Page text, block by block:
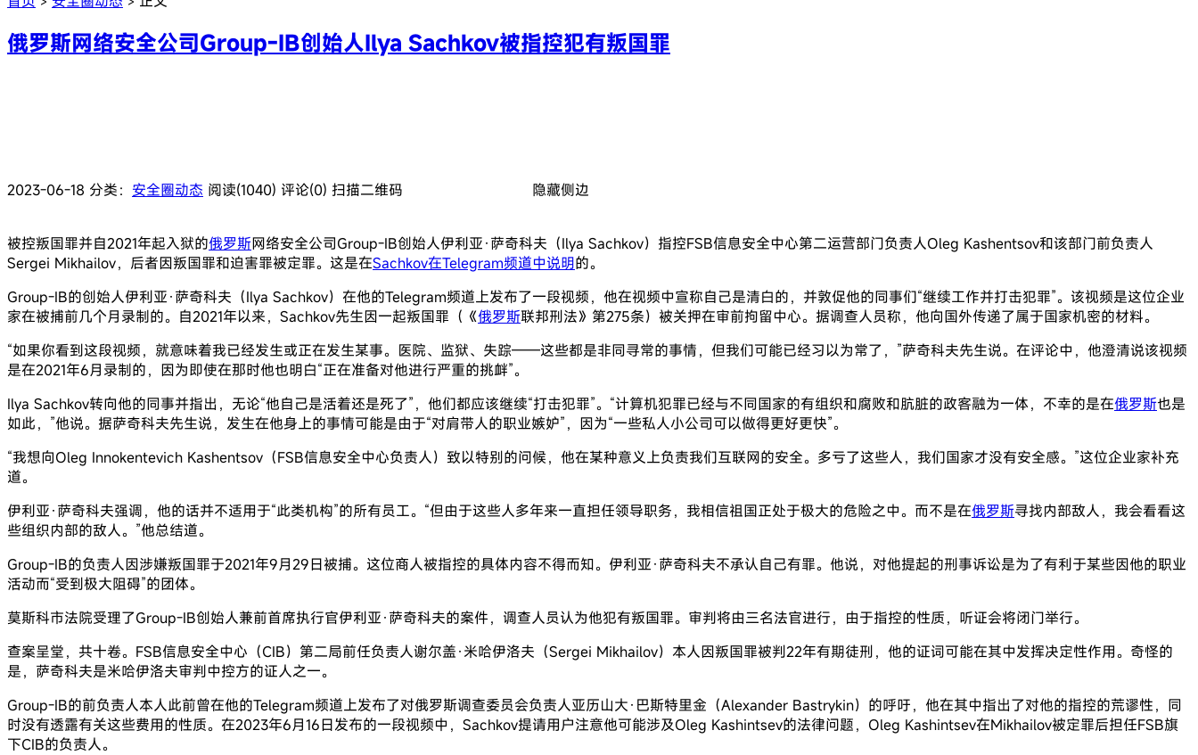
俄罗斯网络安全公司Group-IB创始人Ilya Sachkov被指控犯有叛国罪
2023-06-18 分类： 安全圈动态 阅读(1040) 评论(0) 扫描二维码 隐藏侧边
被控叛国罪并自2021年起入狱的俄罗斯网络安全公司Group-IB创始人伊利亚·萨奇科夫（Ilya Sachkov）指控FSB信息安全中心第二运营部门负责人Oleg Kashentsov和该部门前负责人
Sergei Mikhailov，后者因叛国罪和迫害罪被定罪。这是在Sachkov在Telegram频道中说明的。
Group-IB的创始人伊利亚·萨奇科夫（Ilya Sachkov）在他的Telegram频道上发布了一段视频，他在视频中宣称自己是清白的，并敦促他的同事们“继续工作并打击犯罪”。该视频是这位企业
家在被捕前几个月录制的。自2021年以来，Sachkov先生因一起叛国罪（《俄罗斯联邦刑法》第275条）被关押在审前拘留中心。据调查人员称，他向国外传递了属于国家机密的材料。
“如果你看到这段视频，就意味着我已经发生或正在发生某事。医院、监狱、失踪——这些都是非同寻常的事情，但我们可能已经习以为常了，”萨奇科夫先生说。在评论中，他澄清说该视频
是在2021年6月录制的，因为即使在那时他也明白“正在准备对他进行严重的挑衅”。
Ilya Sachkov转向他的同事并指出，无论“他自己是活着还是死了”，他们都应该继续“打击犯罪”。“计算机犯罪已经与不同国家的有组织和腐败和肮脏的政客融为一体，不幸的是在俄罗斯也是
如此，”他说。据萨奇科夫先生说，发生在他身上的事情可能是由于“对肩带人的职业嫉妒”，因为“一些私人小公司可以做得更好更快”。
“我想向Oleg Innokentevich Kashentsov（FSB信息安全中心负责人）致以特别的问候，他在某种意义上负责我们互联网的安全。多亏了这些人，我们国家才没有安全感。”这位企业家补充
道。
伊利亚·萨奇科夫强调，他的话并不适用于“此类机构”的所有员工。“但由于这些人多年来一直担任领导职务，我相信祖国正处于极大的危险之中。而不是在俄罗斯寻找内部敌人，我会看看这
些组织内部的敌人。”他总结道。
Group-IB的负责人因涉嫌叛国罪于2021年9月29日被捕。这位商人被指控的具体内容不得而知。伊利亚·萨奇科夫不承认自己有罪。他说，对他提起的刑事诉讼是为了有利于某些因他的职业
活动而“受到极大阻碍”的团体。
莫斯科市法院受理了Group-IB创始人兼前首席执行官伊利亚·萨奇科夫的案件，调查人员认为他犯有叛国罪。审判将由三名法官进行，由于指控的性质，听证会将闭门举行。
查案呈堂，共十卷。FSB信息安全中心（CIB）第二局前任负责人谢尔盖·米哈伊洛夫（Sergei Mikhailov）本人因叛国罪被判22年有期徒刑，他的证词可能在其中发挥决定性作用。奇怪的
是，萨奇科夫是米哈伊洛夫审判中控方的证人之一。
Group-IB的前负责人本人此前曾在他的Telegram频道上发布了对俄罗斯调查委员会负责人亚历山大·巴斯特里金（Alexander Bastrykin）的呼吁，他在其中指出了对他的指控的荒谬性，同
时没有透露有关这些费用的性质。在2023年6月16日发布的一段视频中，Sachkov提请用户注意他可能涉及Oleg Kashintsev的法律问题，Oleg Kashintsev在Mikhailov被定罪后担任FSB旗
下CIB的负责人。